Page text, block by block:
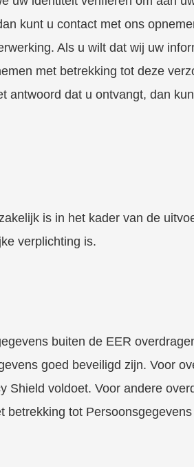
kunt u contact met ons
Als u wilt dat wij uw
met betrekking tot deze
antwoord dat u ontvangt, dan
is in het kader van de
verplichting is.
buiten de EER
goed beveiligd zijn. Voor
Shield voldoet. Voor andere
tot